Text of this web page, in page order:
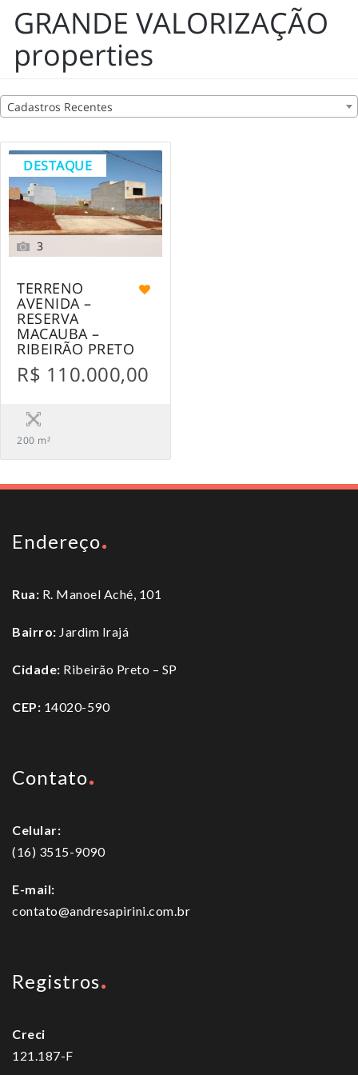
GRANDE VALORIZAÇÃO
properties
Cadastros Recentes
DESTAQUE
3
TERRENO
AVENIDA –
RESERVA
MACAUBA –
RIBEIRÃO PRETO
R$ 110.000,00
200 m²
Endereço
Rua: R. Manoel Aché, 101
Bairro: Jardim Irajá
Cidade: Ribeirão Preto – SP
CEP: 14020-590
Contato
Celular:
(16) 3515-9090
E-mail:
contato@andresapirini.com.br
Registros
Creci
121.187-F